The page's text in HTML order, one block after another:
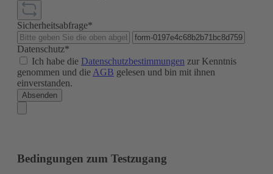
Sicherheitsabfrage*
Datenschutz*
Ich habe die Datenschutzbestimmungen zur Kenntnis
genommen und die AGB gelesen und bin mit ihnen
einverstanden.
Absenden
Bedingungen zum Testzugang